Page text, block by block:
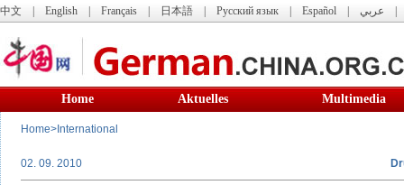
中文 English Français 日本語 Русский язык Español عربي
Home Aktuelles Multimedia
Home>International
02. 09. 2010